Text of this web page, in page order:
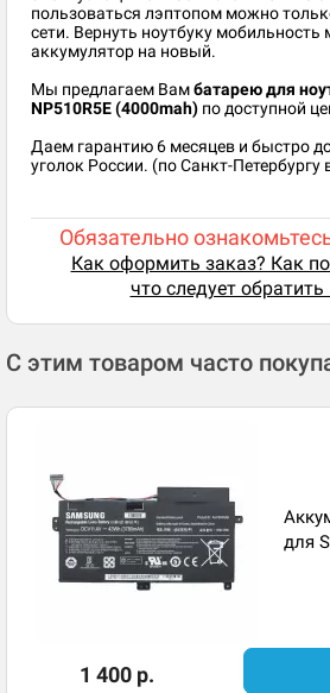
пользоваться лэптопом можно
сети. Вернуть ноутбуку
аккумулятор на новый.
Мы предлагаем Вамбатарею для
NP510R5E (4000mah) по доступной
Даем гарантию 6 месяцев и быстро
уголок России. (по Санкт-Петербургу
Обязательно
Как оформить заказ? Как
что следует
С этим товаром часто
для
1 400 р.